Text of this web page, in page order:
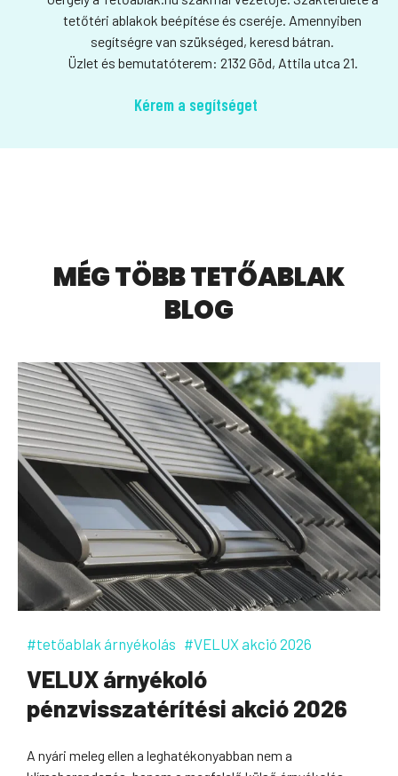
tetőtéri ablakok beépítése és cseréje. Amennyiben
segítségre van szükséged, keresd bátran.
Üzlet és bemutatóterem: 2132 Göd, Attila utca 21.
Kérem a segítséget
MÉG TÖBB TETŐABLAK
BLOG
#tetőablak árnyékolás #VELUX akció 2026
VELUX árnyékoló
pénzvisszatérítési akció 2026
A nyári meleg ellen a leghatékonyabban nem a